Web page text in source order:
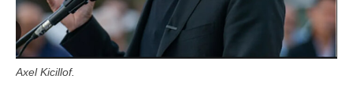
Axel Kicillof.